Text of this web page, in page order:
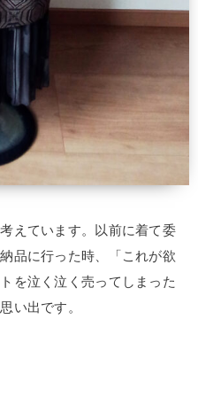
えています。以前に着て委
品に行った時、「これが欲
を泣く泣く売ってしまった
い出です。